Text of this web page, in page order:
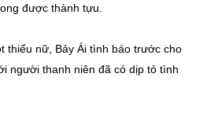
được thành tựu.
thiếu nữ, Bảy Ái tình báo trước cho
người thanh niên đã có dịp tỏ tình